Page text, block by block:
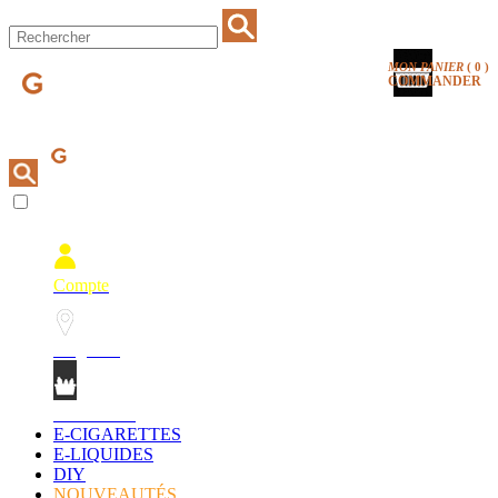
MON PANIER ( 0 )
COMMANDER
Compte
E-CIGARETTES
E-LIQUIDES
DIY
NOUVEAUTÉS